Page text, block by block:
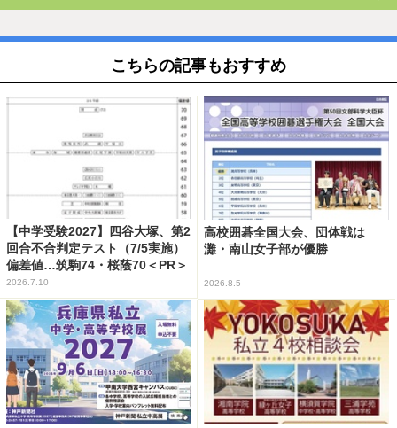
こちらの記事もおすすめ
【中学受験2027】四谷大塚、第2
回合不合判定テスト（7/5実施）
偏差値…筑駒74・桜蔭70＜PR＞
2026.7.10
高校囲碁全国大会、団体戦は
灘・南山女子部が優勝
2026.8.5